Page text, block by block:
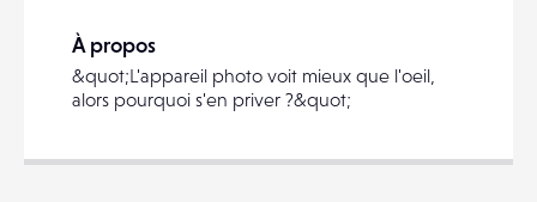
DESTINATAIRE
À propos
&quot;L'appareil photo voit mieux que l'oeil,
alors pourquoi s'en priver ?&quot;